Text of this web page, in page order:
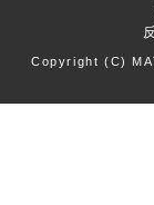
Copyright (C)